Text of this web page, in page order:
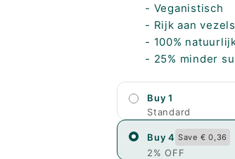
- Veganistisch
- Rijk aan vezels
- 100%
- 25% minder
Buy 1
Standard
Buy 4 Save € 0,36
2% OFF